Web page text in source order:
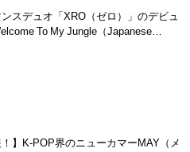
スデュオ「XRO（ゼロ）」のデビュ
To My Jungle（Japanese
！】K-POP界のニューカマーMAY（メ